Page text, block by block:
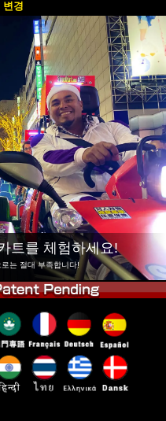
변경
가격
자주 묻는 질문
예약
경
도쿄 아키하바라#1
도쿄 시부야
도쿄 베이
오사카
트를 체험하세요!
는 절대 부족합니다!